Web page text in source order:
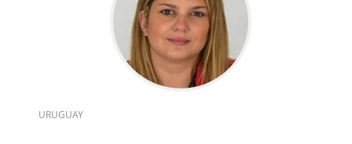
URUGUAY